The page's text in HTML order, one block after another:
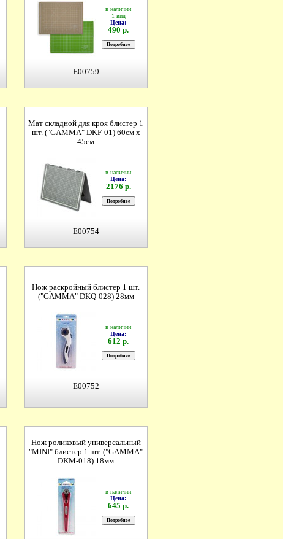
в наличии
1 вид
Цена:
490 р.
E00759
Мат складной для кроя блистер 1
шт. ("GAMMA" DKF-01) 60см х
45см
в наличии
Цена:
2176 р.
E00754
Нож раскройный блистер 1 шт.
("GAMMA" DKQ-028) 28мм
в наличии
Цена:
612 р.
E00752
Нож роликовый универсальный
"MINI" блистер 1 шт. ("GAMMA"
DKM-018) 18мм
в наличии
Цена:
645 р.